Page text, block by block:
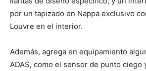
por un tapizado en Nappa exclusivo
Louvre en el interior.
Además, agrega en equipamiento
ADAS, como el sensor de punto ciego